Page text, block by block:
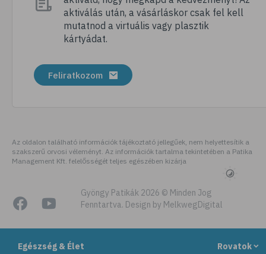
Egészség & Élet Rovatok
# gumivitamin
# mikrotápanyag
# gesztenye
# béta-karotin
# édesburgonya
# batáta
# ízületek
# mozgásszervi problémák
aktiválás után, a vásárláskor csak fel kell
mutatnod a virtuális vagy plasztik
kártyádat.
Feliratkozom
Az oldalon található információk tájékoztató jellegűek, nem helyettesítik a
szakszerű orvosi véleményt. Az információk tartalma tekintetében a Patika
Management Kft. felelősségét teljes egészében kizárja
Gyöngy Patikák 2026 © Minden Jog
Fenntartva. Design by MelkwegDigital